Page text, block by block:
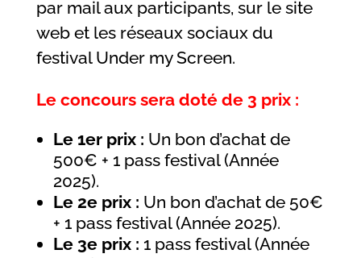
par mail aux participants, sur le site
web et les réseaux sociaux du
festival Under my Screen.
Le concours sera doté de 3 prix :
Le 1er prix : Un bon d’achat de
500€ + 1 pass festival (Année
2025).
Le 2e prix : Un bon d’achat de 50€
+ 1 pass festival (Année 2025).
Le 3e prix : 1 pass festival (Année